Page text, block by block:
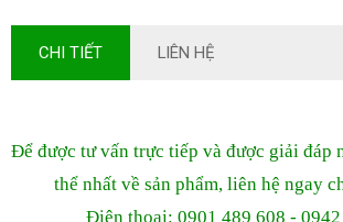
CHI TIẾT LIÊN HỆ
Để được tư vấn trực tiếp và được giải đáp
thể nhất về sản phẩm, liên hệ ngay
Điện thoại: 0901 489 608 -